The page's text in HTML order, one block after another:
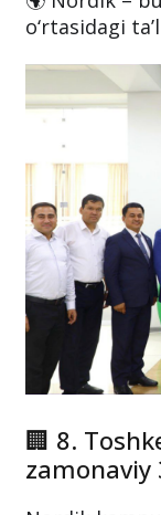
o‘rtasidagi
🏢 8.